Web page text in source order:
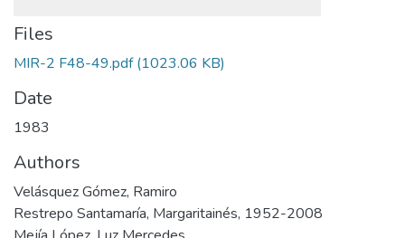
Files
MIR-2 F48-49.pdf(1023.06 KB)
Date
1983
Authors
Velásquez Gómez, Ramiro
Restrepo Santamaría, Margaritainés, 1952-2008